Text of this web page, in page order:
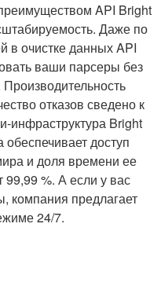
API Bright
Даже по
в очистке данных API
ваши парсеры без
отказов сведено к
инфраструктура Bright
доступ
и доля времени ее
99,99 %. А если у вас
компания предлагает
24/7.